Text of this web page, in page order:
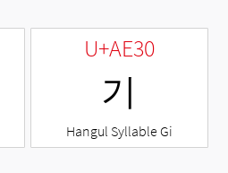
U+AE30
기
Hangul Syllable Gi